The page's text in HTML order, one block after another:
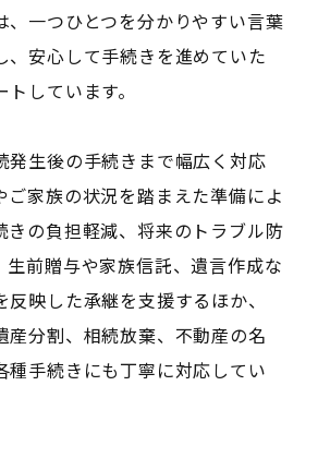
、一つひとつを分かりやすい言葉
、安心して手続きを進めていた
しています。
発生後の手続きまで幅広く対応
ご家族の状況を踏まえた準備によ
きの負担軽減、将来のトラブル防
生前贈与や家族信託、遺言作成な
反映した承継を支援するほか、
産分割、相続放棄、不動産の名
種手続きにも丁寧に対応してい